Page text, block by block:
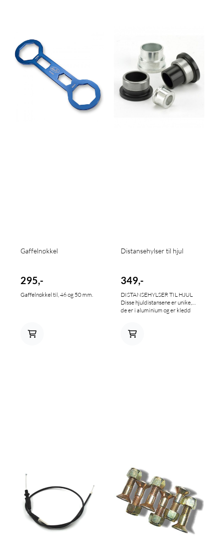
Gaffelnøkkel
295,-
Gaffelnøkkel til, 46 og 50 mm.
Distansehylser til hjul
349,-
DISTANSEHYLSER TIL HJUL
Disse hjuldistansene er unike,
de er i aluminium og er kledd
som holdbarheten blir svært